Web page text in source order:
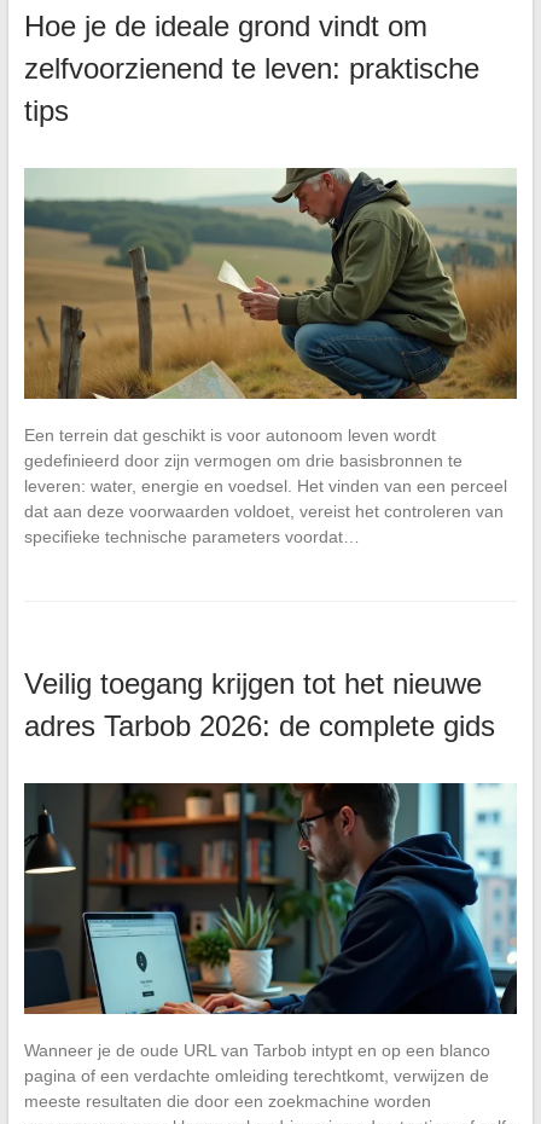
Hoe je de ideale grond vindt om
zelfvoorzienend te leven: praktische
tips
Een terrein dat geschikt is voor autonoom leven wordt
gedefinieerd door zijn vermogen om drie basisbronnen te
leveren: water, energie en voedsel. Het vinden van een perceel
dat aan deze voorwaarden voldoet, vereist het controleren van
specifieke technische parameters voordat…
Veilig toegang krijgen tot het nieuwe
adres Tarbob 2026: de complete gids
Wanneer je de oude URL van Tarbob intypt en op een blanco
pagina of een verdachte omleiding terechtkomt, verwijzen de
meeste resultaten die door een zoekmachine worden